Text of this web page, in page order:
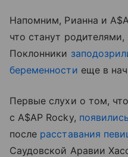
Напомним, Рианна и
что станут родителями,
Поклонники
беременности еще в
Первые слухи о том,
с A$AP Rocky,
после расставания
Саудовской Аравии